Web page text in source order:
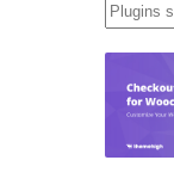
Plugins